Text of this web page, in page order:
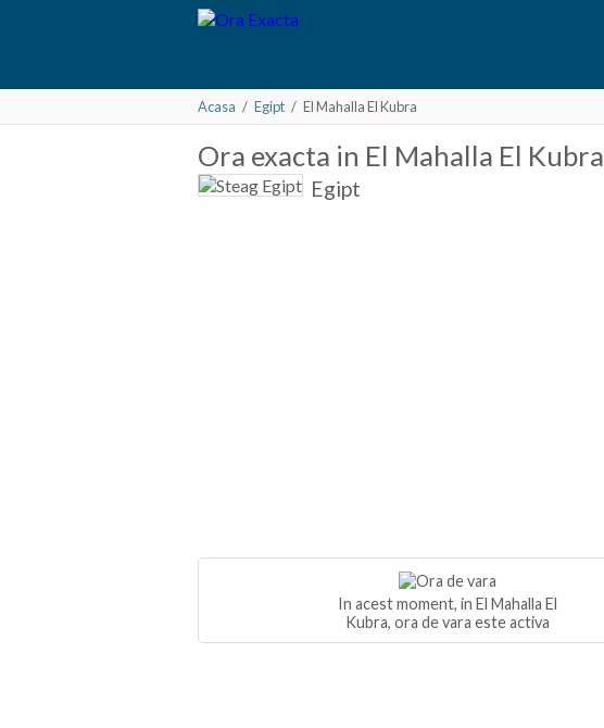
Acasa / Egipt / El Mahalla El Kubra
Ora exacta in El Mahalla El Kubra
Egipt
In acest moment, in El Mahalla El
Kubra, ora de vara este activa